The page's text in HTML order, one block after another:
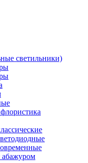
светильники)